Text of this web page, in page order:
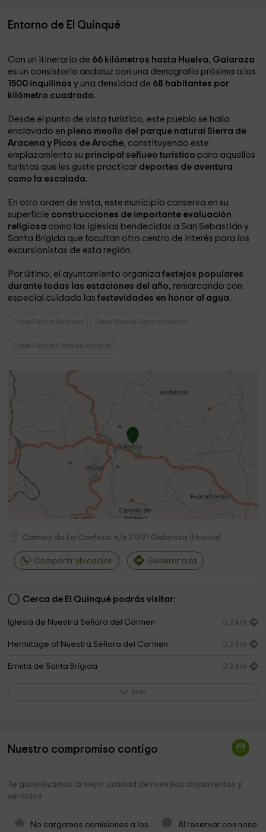
Entorno de El Quinqué
Con un itinerario de 66 kilómetros hasta Huelva, Galaroza
es un consistorio andaluz con una demografía próxima a los
1500 inquilinosy una densidad de 68 habitantes por
kilómetro cuadrado.
Desde el punto de vista turístico, este pueblo se halla
enclavado en pleno meollo del parque natural Sierra de
Aracena y Picos de Aroche, constituyendo este
emplazamiento su principal señueo turístico para aquellos
turistas que les guste practicar deportes de aventura
como la escalada.
En otro orden de vista, este municipio conserva en su
superficie construcciones de importante evaluación
religiosa como las iglesias bendecidas a San Sebastián y
Santa Brígida que facultan otro centro de interés para los
excursionistas de esta región.
Por último, el ayuntamiento organiza festejos populares
durante todas las estaciones del año, remarcando con
especial cuidado lasfestevidades en honor al agua.
Casas Rurales Galaroza Casas Rurales Sierra de Huelva
Casas Rurales Sierra de Aracena
Camino de La Confesa, s/n 21291 Galaroza ( Huelva)
Compartir ubicación Generar ruta
Cerca de El Quinqué podrás visitar:
Iglesia de Nuestra Señora del Carmen 0,2 km
Hermitage of Nuestra Señora del Carmen 0,2 km
Ermita de Santa Brígida 0,2 km
Ayuntamiento De Fuenteheridos
Merendero Del Puente Del Bao 1,0 km
Edificio de El Tiro
Parroquia San Miguel Arcángel
Más
Nuestro compromiso contigo
Te garantizamos la mejor calidad de nuestros alojamientos y
servicios
No cargamos comisiones a los
Al reservar con